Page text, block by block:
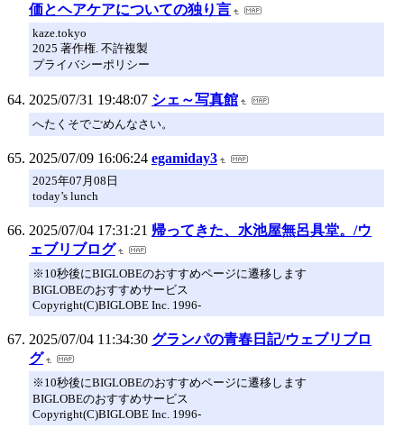
価とヘアケアについての独り言
kaze.tokyo
2025 著作権. 不許複製
プライバシーポリシー
2025/07/31 19:48:07 シェ～写真館
へたくそでごめんなさい。
2025/07/09 16:06:24 egamiday3
2025年07月08日
today’s lunch
2025/07/04 17:31:21 帰ってきた、水池屋無呂具堂。/ウ
ェブリブログ
※10秒後にBIGLOBEのおすすめページに遷移します
BIGLOBEのおすすめサービス
Copyright(C)BIGLOBE Inc. 1996-
2025/07/04 11:34:30 グランパの青春日記/ウェブリブロ
グ
※10秒後にBIGLOBEのおすすめページに遷移します
BIGLOBEのおすすめサービス
Copyright(C)BIGLOBE Inc. 1996-